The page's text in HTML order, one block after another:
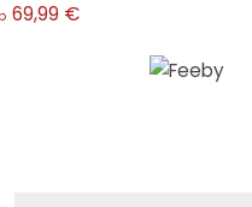
69,99 €